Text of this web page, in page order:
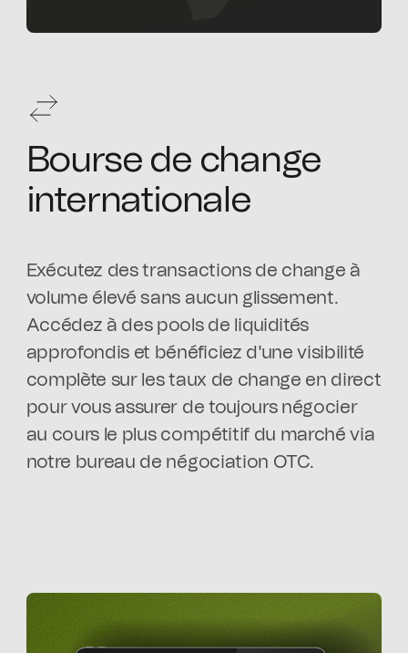
Bourse de change
internationale
Exécutez des transactions de change à
volume élevé sans aucun glissement.
Accédez à des pools de liquidités
approfondis et bénéficiez d'une visibilité
complète sur les taux de change en direct
pour vous assurer de toujours négocier
au cours le plus compétitif du marché via
notre bureau de négociation OTC.